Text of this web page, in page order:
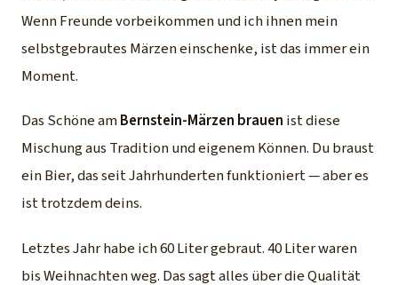
Wenn Freunde vorbeikommen und ich ihnen mein
selbstgebrautes Märzen einschenke, ist das immer ein
Moment.
Das Schöne amBernstein-Märzen brauen ist diese
Mischung aus Tradition und eigenem Können. Du braust
ein Bier, das seit Jahrhunderten funktioniert — aber es
ist trotzdem deins.
Letztes Jahr habe ich 60 Liter gebraut. 40 Liter waren
bis Weihnachten weg. Das sagt alles über die Qualität